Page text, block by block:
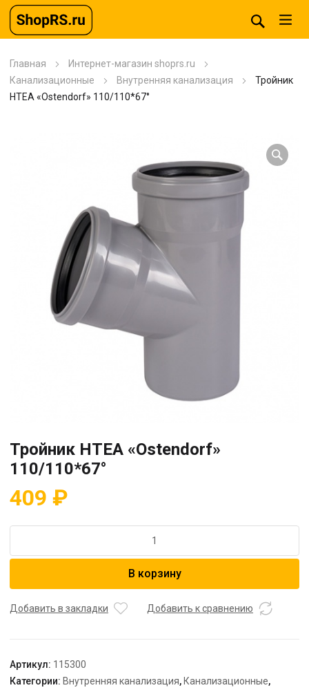
Главная
Интернет-магазин shoprs.ru
Канализационные
Внутренняя канализация
Тройник
HTEA «Ostendorf» 110/110*67°
Тройник HTEA «Ostendorf»
110/110*67°
409 ₽
Тройник
110/110*67°
В корзину
Добавить в закладки Добавить к сравнению
Артикул: 115300
Категории: Внутренняя канализация, Канализационные,